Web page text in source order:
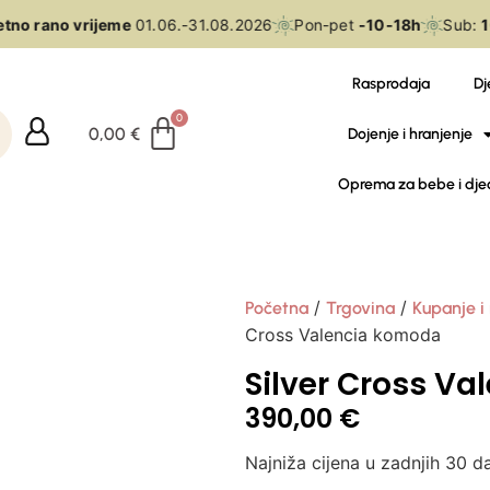
rano vrijeme01.06.-31.08.2026 Pon-pet-10-18h Sub:
0,00€
Rasprodaja
Dojenje i hranjenje
Oprema za bebe i
Početna / Trgovina / Kupanje
Cross Valencia komoda
Silver Cross
390,00 €
Najniža cijena u zadnjih 30